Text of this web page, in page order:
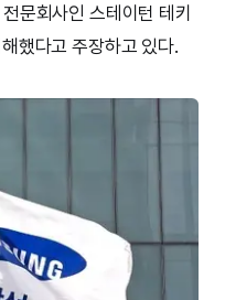
문회사인 스테이턴 테키
했다고 주장하고 있다.